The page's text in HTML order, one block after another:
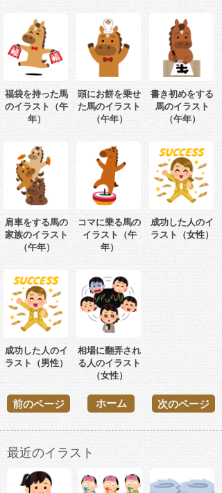
福袋を持った馬
のイラスト（午
年）
頭にお餅を乗せ
た馬のイラスト
（午年）
書き初めをする
馬のイラスト
（午年）
肩車をする馬の
家族のイラスト
（午年）
コマに乗る馬の
イラスト（午
年）
成功した人のイ
ラスト（女性）
成功した人のイ
ラスト（男性）
相場に翻弄され
る人のイラスト
（女性）
前のページ 次のページ
ホーム
最近のイラスト